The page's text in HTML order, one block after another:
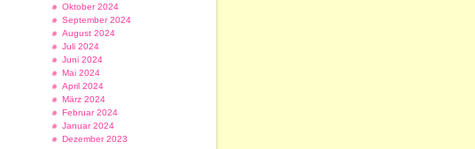
Oktober 2024
September 2024
August 2024
Juli 2024
Juni 2024
Mai 2024
April 2024
März 2024
Februar 2024
Januar 2024
Dezember 2023